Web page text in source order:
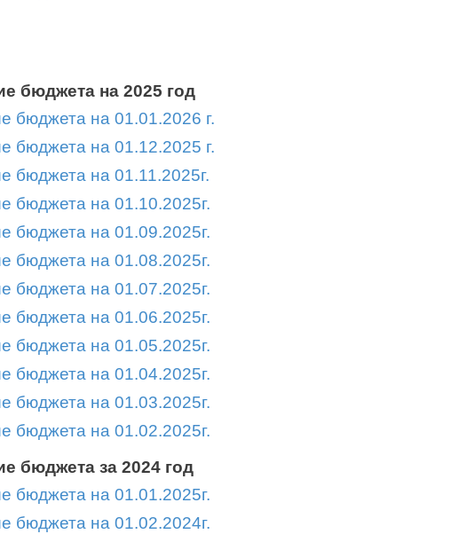
бюджета на 2025 год
бюджета на 01.01.2026 г.
бюджета на 01.12.2025 г.
бюджета на 01.11.2025г.
бюджета на 01.10.2025г.
бюджета на 01.09.2025г.
бюджета на 01.08.2025г.
бюджета на 01.07.2025г.
бюджета на 01.06.2025г.
бюджета на 01.05.2025г.
бюджета на 01.04.2025г.
бюджета на 01.03.2025г.
бюджета на 01.02.2025г.
бюджета за 2024 год
бюджета на 01.01.2025г.
бюджета на 01.02.2024г.